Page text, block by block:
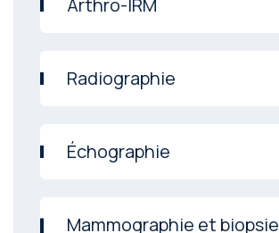
Arthro-IRM
Radiographie
Échographie
Mammographie et biopsie